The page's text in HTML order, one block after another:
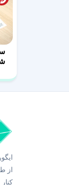
از